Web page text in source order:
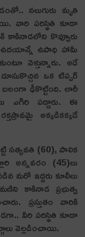
నలుగురు మృతి
వారి పరిస్థితి కూడా
కాకినాడలోని కొవ్వూరు
ఉదయాన్నే ఉపాధి హామీ
వెళ్తున్నారు. అదే
ఒక టిప్పర్
బలంగా ఢీకొట్టింది. లారీ
ఎగిరి పడ్డారు. ఈ
అక్కడికక్కడే
సత్యవతి (60), పాలిక
అన్నవరం (45)లు
మరో ఇద్దరు కూలీలు
కాకినాడ ప్రభుత్వ
ప్రస్తుతం వారికి
వీరి పరిస్థితి కూడా
వెల్లడించాయి.